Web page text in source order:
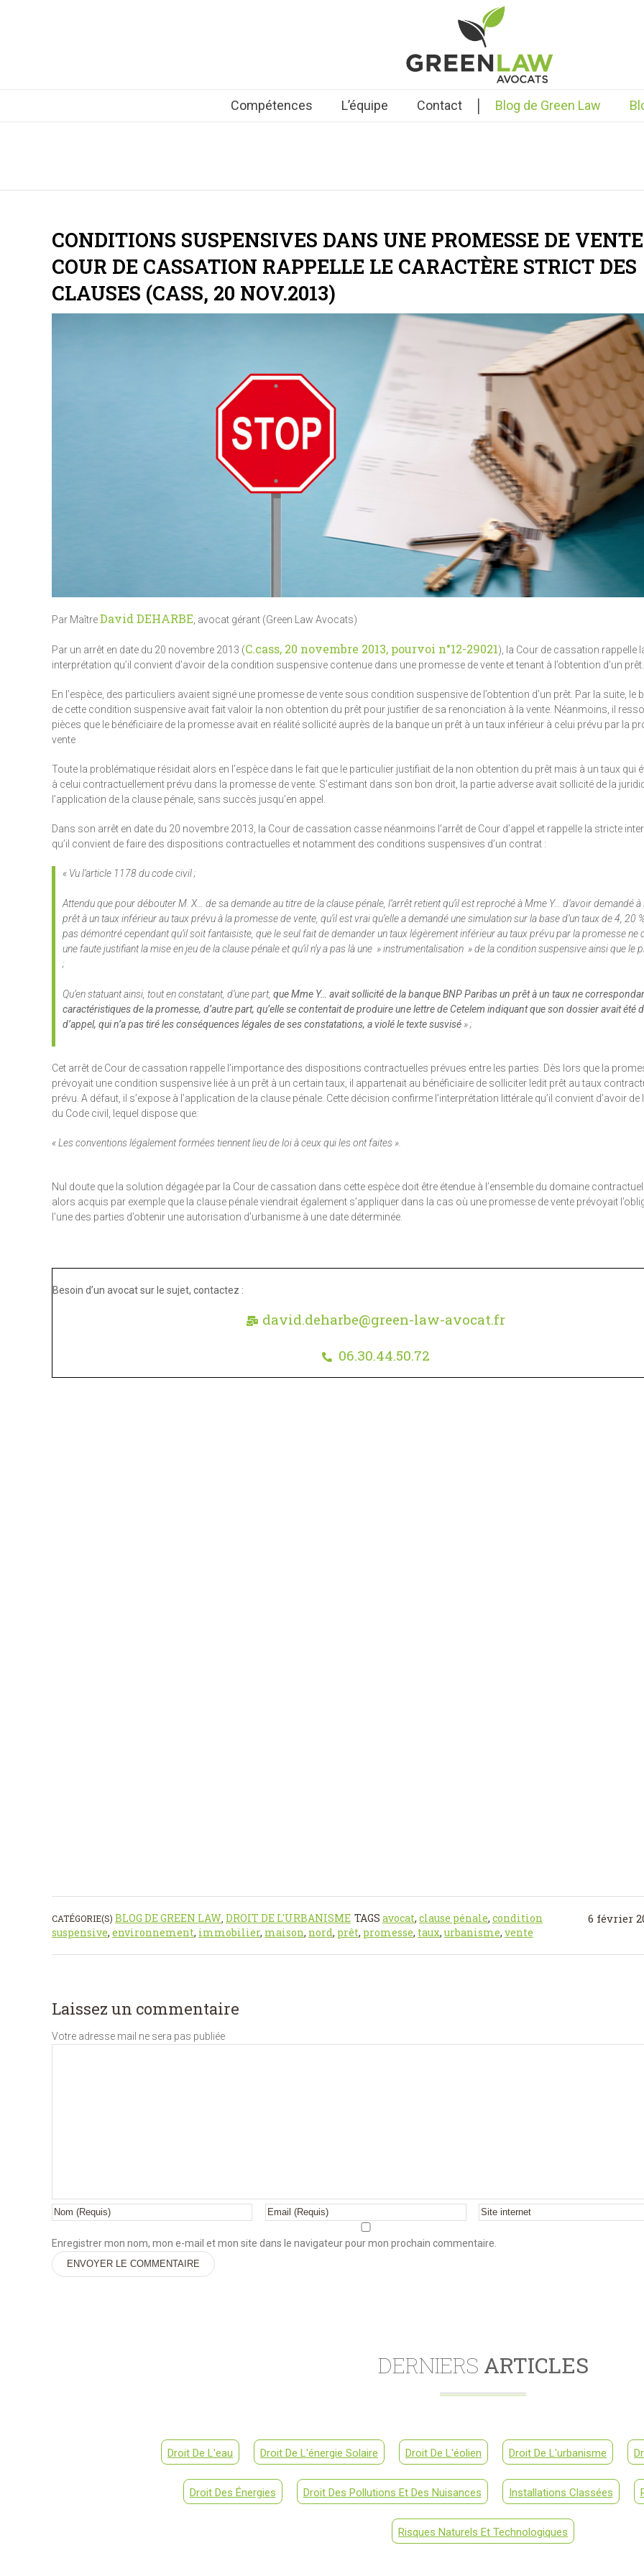
Compétences L’équipe Contact | Blog de Green Law
CONDITIONS SUSPENSIVES DANS UNE PROMESSE DE
COUR DE CASSATION RAPPELLE LE CARACTÈRE STRICT DES
CLAUSES (CASS, 20 NOV.2013)
Par MaîtreDavid DEHARBE , avocat gérant (Green Law Avocats)
Par un arrêt en date du 20 novembre 2013 (C.cass, 20 novembre 2013, pourvoi n°12-29021), la Cour de cassation rappelle
interprétation qu’il convient d’avoir de la condition suspensive contenue dans une promesse de vente et tenant à l’obtention d’un prêt.
En l’espèce, des particuliers avaient signé une promesse de vente sous condition suspensive de l’obtention d’un prêt. Par la suite, le
de cette condition suspensive avait fait valoir la non obtention du prêt pour justifier de sa renonciation à la vente. Néanmoins, il
pièces que le bénéficiaire de la promesse avait en réalité sollicité auprès de la banque un prêt à un taux inférieur à celui prévu par la
vente
Toute la problématique résidait alors en l’espèce dans le fait que le particulier justifiait de la non obtention du prêt mais à un taux qui
à celui contractuellement prévu dans la promesse de vente. S’estimant dans son bon droit, la partie adverse avait sollicité de la
l’application de la clause pénale, sans succès jusqu’en appel.
Dans son arrêt en date du 20 novembre 2013, la Cour de cassation casse néanmoins l’arrêt de Cour d’appel et rappelle la stricte
qu’il convient de faire des dispositions contractuelles et notamment des conditions suspensives d’un contrat :
« Vu l’article 1178 du code civil ;
Attendu que pour débouter M. X… de sa demande au titre de la clause pénale, l’arrêt retient qu’il est reproché à Mme Y… d’avoir demandé à
prêt à un taux inférieur au taux prévu à la promesse de vente, qu’il est vrai qu’elle a demandé une simulation sur la base d’un taux de 4, 20
pas démontré cependant qu’il soit fantaisiste, que le seul fait de demander un taux légèrement inférieur au taux prévu par la promesse ne
une faute justifiant la mise en jeu de la clause pénale et qu’il n’y a pas là une » instrumentalisation » de la condition suspensive ainsi que le
;
Qu’en statuant ainsi, tout en constatant, d’une part, que Mme Y… avait sollicité de la banque BNP Paribas un prêt à un taux ne
caractéristiques de la promesse, d’autre part, qu’elle se contentait de produire une lettre de Cetelem indiquant que son dossier avait été
d’appel, qui n’a pas tiré les conséquences légales de ses constatations, a violé le texte susvisé» ;
Cet arrêt de Cour de cassation rappelle l’importance des dispositions contractuelles prévues entre les parties. Dès lors que la
prévoyait une condition suspensive liée à un prêt à un certain taux, il appartenait au bénéficiaire de solliciter ledit prêt au taux
prévu. A défaut, il s’expose à l’application de la clause pénale. Cette décision confirme l’interprétation littérale qu’il convient d’avoir de
du Code civil, lequel dispose que:
«Les conventions légalement formées tiennent lieu de loi à ceux qui les ont faites ».
Nul doute que la solution dégagée par la Cour de cassation dans cette espèce doit être étendue à l’ensemble du domaine
alors acquis par exemple que la clause pénale viendrait également s’appliquer dans la cas où une promesse de vente prévoyait
l’une des parties d’obtenir une autorisation d’urbanisme à une date déterminée.
Besoin d’un avocat sur le sujet, contactez :
david.deharbe@green-law-avocat.fr
06.30.44.50.72
6 février
CATÉGORIE(S) BLOG DE GREEN LAW DROIT DE L'URBANISME TAGS avocat, clause pénale, condition
suspensive, environnement, immobilier, maison, nord, prêt, promesse, taux, urbanisme, vente
Laissez un commentaire
Votre adresse mail ne sera pas publiée
Enregistrer mon nom, mon e-mail et mon site dans le navigateur pour mon prochain commentaire.
DERNIERS ARTICLES
Droit De L'eau Droit De L'énergie Solaire Droit De L'éolien Droit De L'urbanisme
Droit Des Énergies Droit Des Pollutions Et Des Nuisances Installations Classées
Risques Naturels Et Technologiques